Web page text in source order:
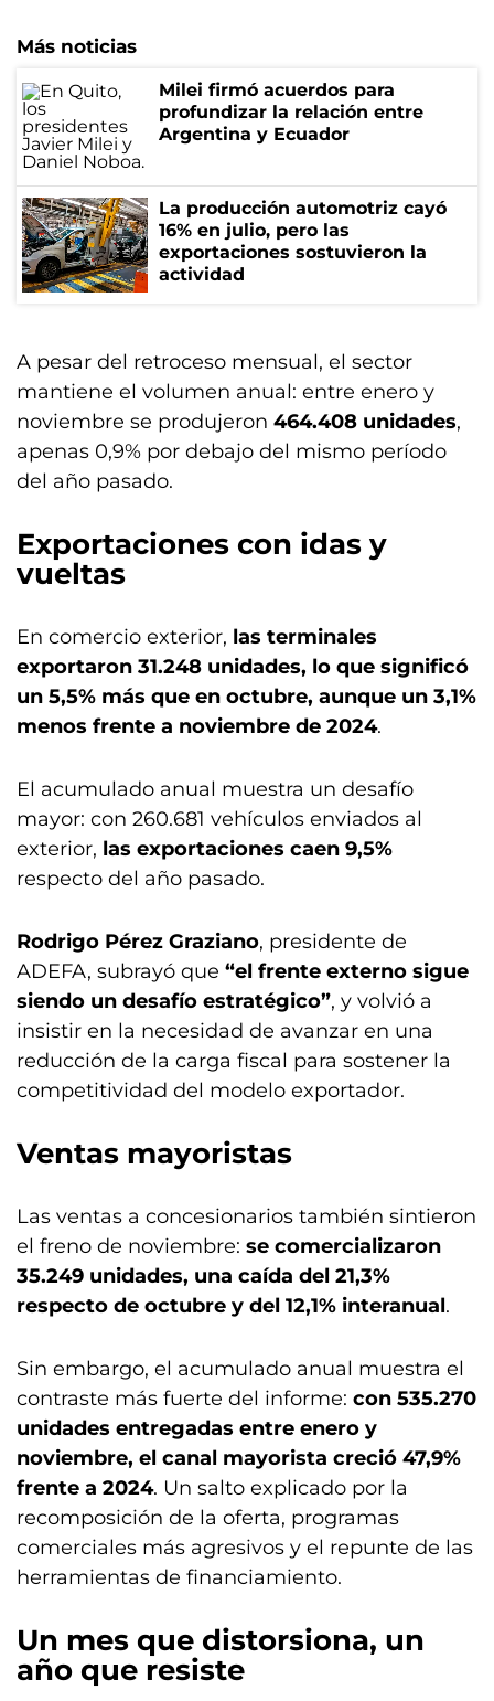
Más noticias
Milei firmó acuerdos para
profundizar la relación entre
Argentina y Ecuador
La producción automotriz cayó
16% en julio, pero las
exportaciones sostuvieron la
actividad
A pesar del retroceso mensual, el sector
mantiene el volumen anual: entre enero y
noviembre se produjeron 464.408 unidades,
apenas 0,9% por debajo del mismo período
del año pasado.
Exportaciones con idas y
vueltas
En comercio exterior, las terminales
exportaron 31.248 unidades, lo que significó
un 5,5% más que en octubre, aunque un 3,1%
menos frente a noviembre de 2024.
El acumulado anual muestra un desafío
mayor: con 260.681 vehículos enviados al
exterior, las exportaciones caen 9,5%
respecto del año pasado.
Rodrigo Pérez Graziano, presidente de
ADEFA, subrayó que “el frente externo sigue
siendo un desafío estratégico”, y volvió a
insistir en la necesidad de avanzar en una
reducción de la carga fiscal para sostener la
competitividad del modelo exportador.
Ventas mayoristas
Las ventas a concesionarios también sintieron
el freno de noviembre: se comercializaron
35.249 unidades, una caída del 21,3%
respecto de octubre y del 12,1% interanual.
Sin embargo, el acumulado anual muestra el
contraste más fuerte del informe: con 535.270
unidades entregadas entre enero y
noviembre, el canal mayorista creció 47,9%
frente a 2024. Un salto explicado por la
recomposición de la oferta, programas
comerciales más agresivos y el repunte de las
herramientas de financiamiento.
Un mes que distorsiona, un
año que resiste